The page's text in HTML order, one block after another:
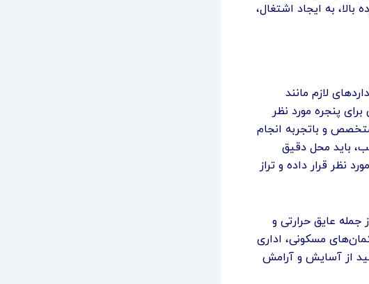
به ایجاد اشتغال،
لازم مانند
پنجره مورد نظر
و باتجربه انجام
باید محل دقیق
قرار داده و تراز
جمله عایق حرارتی و
مسکونی، اداری
از آسایش و آرامش